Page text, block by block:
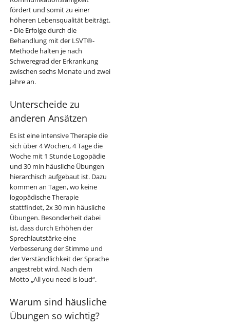
fördert und somit zu einer
höheren Lebensqualität beiträgt.
• Die Erfolge durch die
Behandlung mit der LSVT®-
Methode halten je nach
Schweregrad der Erkrankung
zwischen sechs Monate und zwei
Jahre an.
Unterscheide zu
anderen Ansätzen
Es ist eine intensive Therapie die
sich über 4 Wochen, 4 Tage die
Woche mit 1 Stunde Logopädie
und 30 min häusliche Übungen
hierarchisch aufgebaut ist. Dazu
kommen an Tagen, wo keine
logopädische Therapie
stattfindet, 2x 30 min häusliche
Übungen. Besonderheit dabei
ist, dass durch Erhöhen der
Sprechlautstärke eine
Verbesserung der Stimme und
der Verständlichkeit der Sprache
angestrebt wird. Nach dem
Motto „All you need is loud“.
Warum sind häusliche
Übungen so wichtig?